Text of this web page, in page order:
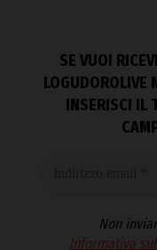
SE VUOI
LOGUDOROLIVE
INSERISCI IL
Non
Informativa